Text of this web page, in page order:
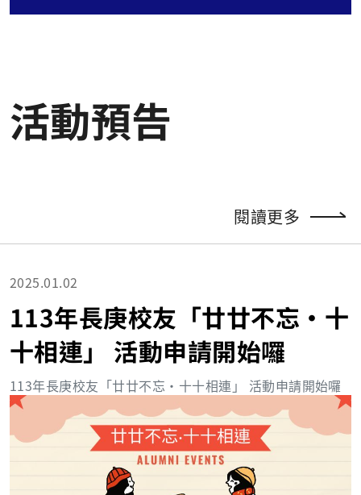
活動預告
閱讀更多
2025.01.02
113年長庚校友「廿廿不忘‧十
十相連」 活動申請開始囉
113年長庚校友「廿廿不忘‧十十相連」 活動申請開始囉